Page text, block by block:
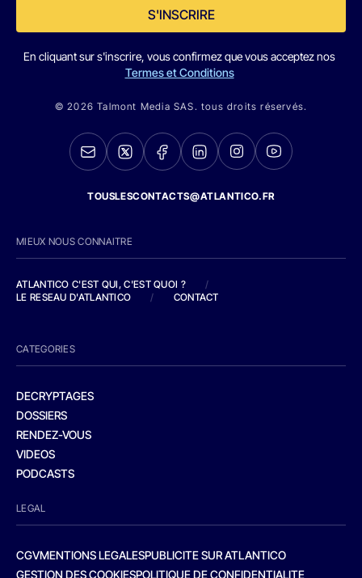
S'INSCRIRE
En cliquant sur s'inscrire, vous confirmez que vous acceptez nos
Termes et Conditions
© 2026 Talmont Media SAS. tous droits réservés.
TOUSLESCONTACTS@ATLANTICO.FR
MIEUX NOUS CONNAITRE
ATLANTICO C'EST QUI, C'EST QUOI ?
/
LE RESEAU D'ATLANTICO
/ CONTACT
CATEGORIES
DECRYPTAGES
DOSSIERS
RENDEZ-VOUS
VIDEOS
PODCASTS
LEGAL
CGVMENTIONS LEGALESPUBLICITE SUR ATLANTICO
GESTION DES COOKIESPOLITIQUE DE CONFIDENTIALITE